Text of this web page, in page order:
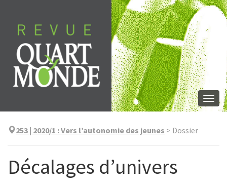
contenu
253 | 2020/1 :Vers l’autonomie des jeunes > Dossier
Décalages d’univers